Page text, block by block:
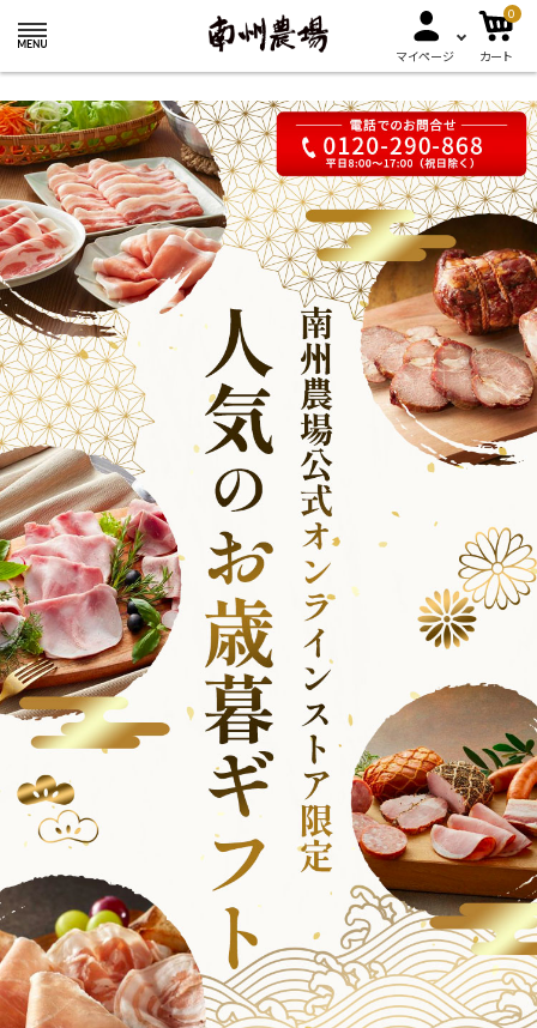
マイページ
0
カート